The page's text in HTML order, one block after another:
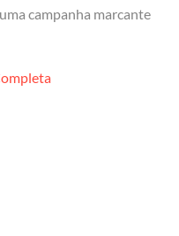
campanha marcante